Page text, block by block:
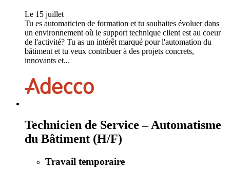
Le 15 juillet
Tu es automaticien de formation et tu souhaites évoluer dans
un environnement où le support technique client est au coeur
de l'activité? Tu as un intérêt marqué pour l'automation du
bâtiment et tu veux contribuer à des projets concrets,
innovants et...
Technicien de Service – Automatisme
du Bâtiment (H/F)
Travail temporaire